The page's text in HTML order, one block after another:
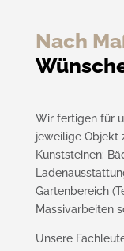
Nach
Wir fertigen für
jeweilige Objekt
Kunststeinen:
Gartenbereich
Massivarbeiten
Unsere